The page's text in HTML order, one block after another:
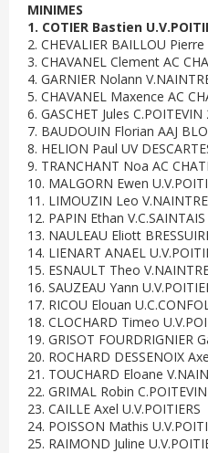
MINIMES
1. COTIER Bastien
2. CHEVALIER BAILLOU
3. CHAVANEL Clement AC
4. GARNIER Nolann
5. CHAVANEL Maxence AC
6. GASCHET Jules
7. BAUDOUIN Florian AAJ
8. HELION Paul UV
9. TRANCHANT Noa AC
10. MALGORN Ewen
11. LIMOUZIN Leo
12. PAPIN Ethan
13. NAULEAU Eliott
14. LIENART ANAEL
15. ESNAULT Theo
16. SAUZEAU Yann
17. RICOU Elouan
18. CLOCHARD Timeo
19. GRISOT FOURDRIGNIER
20. ROCHARD DESSENOIX
21. TOUCHARD Eloane
22. GRIMAL Robin C.POITEVIN
23. CAILLE Axel U.V.POITIERS
24. POISSON Mathis
25. RAIMOND Juline